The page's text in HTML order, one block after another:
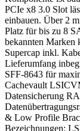
PCIe x8 3.0 Slot
einbauen. Über 2
Platz für bis zu 8
bekannten
Supercap inkl.
Lieferumfang
SFF-8643 für
Cachevault
Datensicherung
& Low Profile
Bezeichnungen: